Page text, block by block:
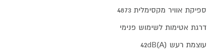
ספיקת אוויר מקסימלית 4873
דרגת אטימות לשימוש פנימי
עוצמת רעש 42dB(A)